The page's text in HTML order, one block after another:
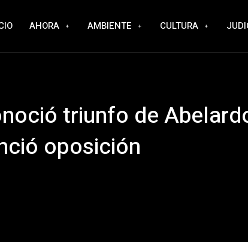
AHORA AMBIENTE CULTURA
triunfo de
oposición